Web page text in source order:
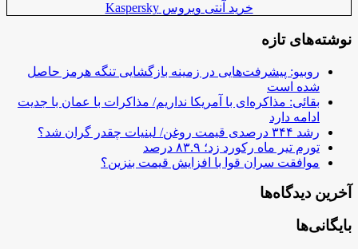
خرید آنتی ویروس Kaspersky
نوشته‌های تازه
روبیو: پیشرفت‌هایی در زمینه بازگشایی تنگه هرمز حاصل
شده است
بقائی: مذاکره‌ای با آمریکا نداریم/ مذاکرات با عمان با جدیت
ادامه دارد
رشد ۳۴۴ درصدی قیمت روغن/ لبنیات چقدر گران شد؟
تورم تیر ماه رکورد زد؛ ۸۳.۹ درصد
موافقت سران قوا با افزایش قیمت بنزین؟
آخرین دیدگاه‌ها
بایگانی‌ها